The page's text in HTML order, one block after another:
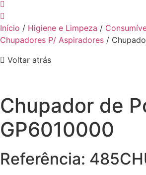
Início / Higiene e Limpeza /
Chupadores P/ Aspiradores /
Voltar atrás
Chupador de
GP6010000
Referência: